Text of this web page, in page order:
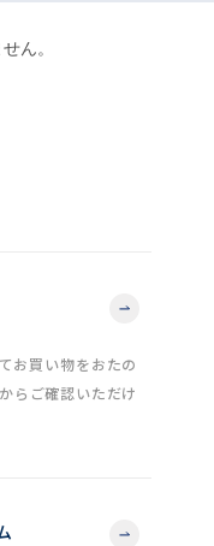
ん。
お買い物をおたの
らご確認いただけ